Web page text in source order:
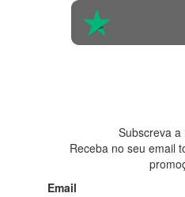
Subscreva a
Receba no seu email
Email